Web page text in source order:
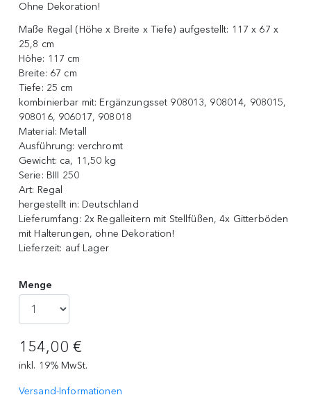
Ohne Dekoration!
Maße Regal (Höhe x Breite x Tiefe) aufgestellt: 117 x 67 x
25,8 cm
Höhe: 117 cm
Breite: 67 cm
Tiefe: 25 cm
kombinierbar mit: Ergänzungsset 908013, 908014, 908015,
908016, 906017, 908018
Material: Metall
Ausführung: verchromt
Gewicht: ca, 11,50 kg
Serie: BIII 250
Art: Regal
hergestellt in: Deutschland
Lieferumfang: 2x Regalleitern mit Stellfüßen, 4x Gitterböden
mit Halterungen, ohne Dekoration!
Lieferzeit: auf Lager
Menge
154,00 €
inkl. 19% MwSt.
Versand-Informationen